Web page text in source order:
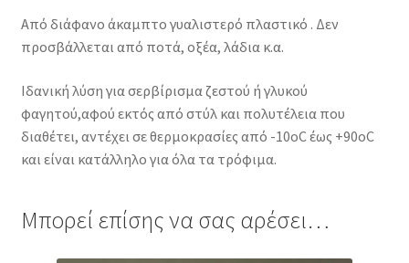
Από διάφανο άκαμπτο γυαλιστερό πλαστικό . Δεν
προσβάλλεται από ποτά, οξέα, λάδια κ.α.
Ιδανική λύση για σερβίρισμα ζεστού ή γλυκού
φαγητού,αφού εκτός από στύλ και πολυτέλεια που
διαθέτει, αντέχει σε θερμοκρασίες από -10οC έως +90οC
και είναι κατάλληλο για όλα τα τρόφιμα.
Μπορεί επίσης να σας αρέσει…